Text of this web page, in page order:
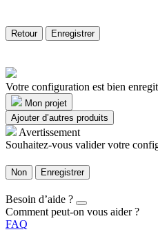
Retour Enregistrer
Votre configuration est bien
Mon projet
Ajouter d’autres produits
Avertissement
Souhaitez-vous valider votre
Non Enregistrer
Besoin d’aide ?
Comment peut-on vous aider ?
FAQ